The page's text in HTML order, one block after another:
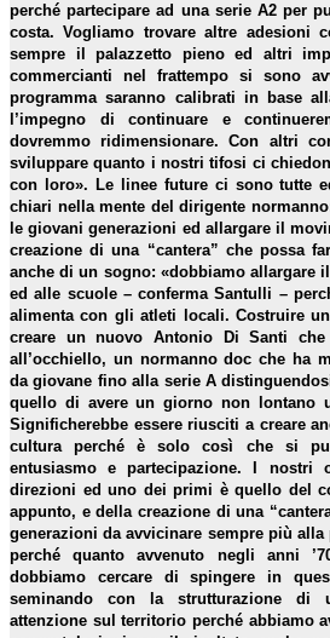
perché partecipare ad una serie A2 per
costa. Vogliamo trovare altre adesioni
sempre il palazzetto pieno ed altri
commercianti nel frattempo si sono
programma saranno calibrati in base
l’impegno di continuare e
dovremmo ridimensionare. Con altri
sviluppare quanto i nostri tifosi ci
con loro». Le linee future ci sono tutte
chiari nella mente del dirigente
le giovani generazioni ed allargare il
creazione di una “cantera” che possa
anche di un sogno: «dobbiamo allargare
ed alle scuole – conferma Santulli –
alimenta con gli atleti locali. Costruire
creare un nuovo Antonio Di Santi
all’occhiello, un normanno doc che ha
da giovane fino alla serie A
quello di avere un giorno non lontano
Significherebbe essere riusciti a creare
cultura perché è solo così che si
entusiasmo e partecipazione. I nostri
direzioni ed uno dei primi è quello del
appunto, e della creazione di una
generazioni da avvicinare sempre più
perché quanto avvenuto negli anni
dobbiamo cercare di spingere in
seminando con la strutturazione di
attenzione sul territorio perché abbiamo